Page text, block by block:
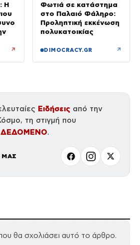
Η
↗
Φωτιά σε κατάστημα
στο Παλαιό Φάληρο:
Προληπτική εκκένωση
πολυκατοικίας
DIMOCRACY.GR ↗
Ειδήσεις από την
τη στιγμή που
ΔΕΔΟΜΕΝΟ.
ΜΑΣ
θα σχολιάσει αυτό το άρθρο.